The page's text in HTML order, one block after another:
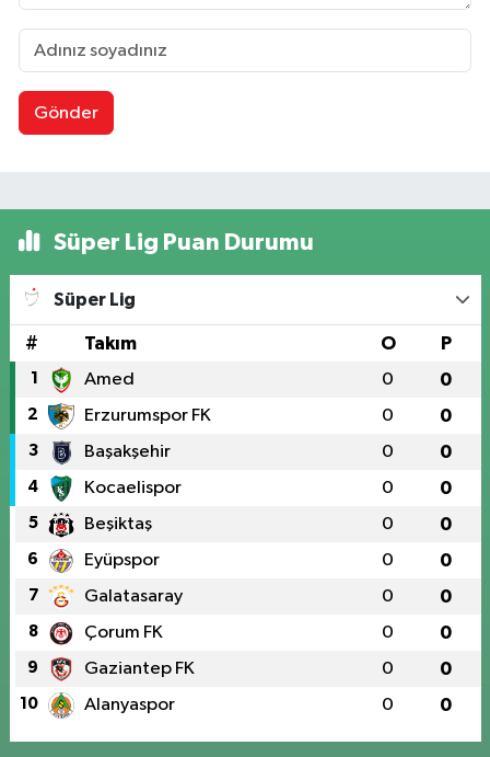
Gönder
Süper Lig Puan Durumu
Süper Lig
# Takım O P
1 Amed 0 0
2 Erzurumspor FK 0 0
3 Başakşehir 0 0
4 Kocaelispor 0 0
5 Beşiktaş 0 0
6 Eyüpspor 0 0
7 Galatasaray 0 0
8 Çorum FK 0 0
9 Gaziantep FK 0 0
10 Alanyaspor 0 0